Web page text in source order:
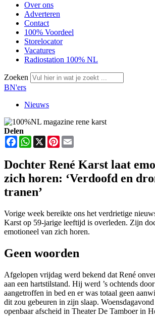
Over ons
Adverteren
Contact
100% Voordeel
Storelocator
Vacatures
Radiostation 100% NL
Zoeken
BN'ers
Nieuws
Delen
FacebookWhatsApp
X Pinterest
Dochter René Karst laat
zich horen: ‘Verdoofd en
tranen’
Vorige week bereikte ons het verdrietige
Karst op 59-jarige leeftijd is overleden. Zijn
emotioneel van zich horen.
Geen woorden
Afgelopen vrijdag werd bekend dat René
aan een hartstilstand. Hij werd ’s ochtends
aangetroffen in bed en er was totaal geen
dit zou gebeuren in zijn slaap.
openbaar afscheid in Theater De Tamboer in